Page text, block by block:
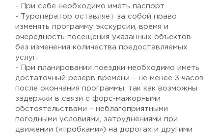
- При себе необходимо иметь паспорт.
- Туроператор оставляет за собой право
изменять программу экскурсии, время и
очередность посещения указанных объектов
без изменения количества предоставляемых
услуг.
- При планировании поездки необходимо иметь
достаточный резерв времени – не менее 3 часов
после окончания программы, так как возможны
задержки в связи с форс-мажорными
обстоятельствами – неблагоприятными
погодными условиями, затруднениями при
движении («пробками») на дорогах и другими